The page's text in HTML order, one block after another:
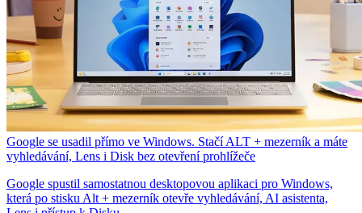
Google se usadil přímo ve Windows. Stačí ALT + mezerník a máte
vyhledávání, Lens i Disk bez otevření prohlížeče
Google spustil samostatnou desktopovou aplikaci pro Windows,
která po stisku Alt + mezerník otevře vyhledávání, AI asistenta,